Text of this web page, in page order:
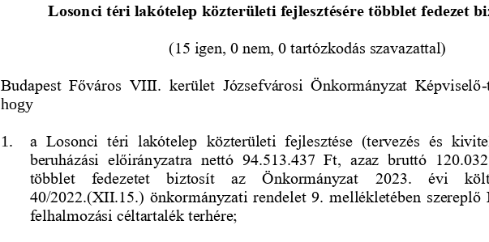
Losonci téri lakótelep közterületi fejlesztésére többlet fedezet
(15 igen, 0 nem, 0 tartózkodás szavazattal)
Budapest  Főváros  VIII.  kerület  Józsefvárosi  Önkormányzat  Képviselő-
hogy
1. a  Losonci  téri  lakótelep közterületi  fejlesztése  (tervezés  és
beruházási  előirányzatra  nettó  94.513.437  Ft,  azaz  bruttó
többlet   fedezetet   biztosít   az   Önkormányzat   2023.   évi
40/2022.(XII.15.) önkormányzati rendelet 9. mellékletében szereplő
felhalmozási céltartalék terhére;